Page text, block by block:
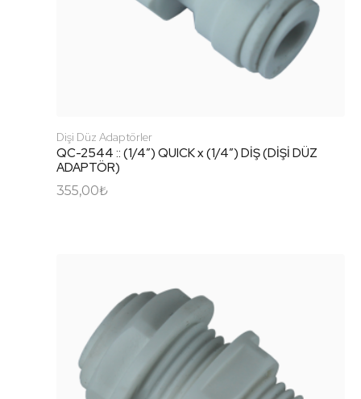
Dişi Düz Adaptörler
QC-2544 :: (1/4″) QUICK x (1/4″) DİŞ (DİŞİ DÜZ
ADAPTÖR)
355,00₺